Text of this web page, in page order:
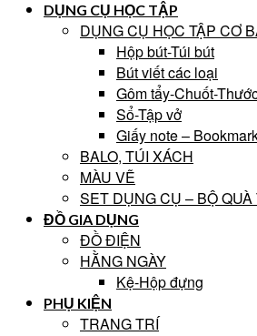
DỤNG CỤ HỌC TẬP
DỤNG CỤ HỌC TẬP CƠ
Hộp bút-Túi bút
Bút viết các loại
Gôm tẩy-Chuốt-
Sổ-Tập vở
Giấy note –
BALO, TÚI XÁCH
MÀU VẼ
SET DỤNG CỤ – BỘ QUÀ
ĐỒ GIA DỤNG
ĐỒ ĐIỆN
HẰNG NGÀY
Kệ-Hộp đựng
PHỤ KIỆN
TRANG TRÍ